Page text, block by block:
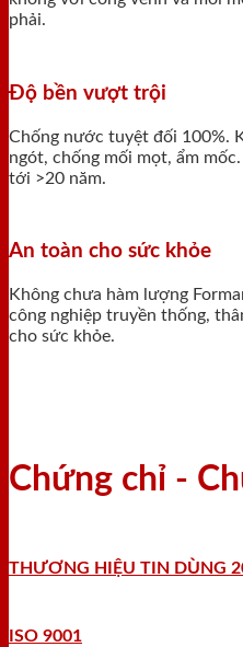
phải.
Độ bền vượt trội
Chống nước tuyệt đối 100%.
ngót, chống mối mọt, ẩm
tới >20 năm.
An toàn cho sức khỏe
Không chưa hàm lượng
công nghiệp truyền thống,
cho sức khỏe.
Chứng chỉ -
THƯƠNG HIỆU TIN DÙNG
ISO 9001